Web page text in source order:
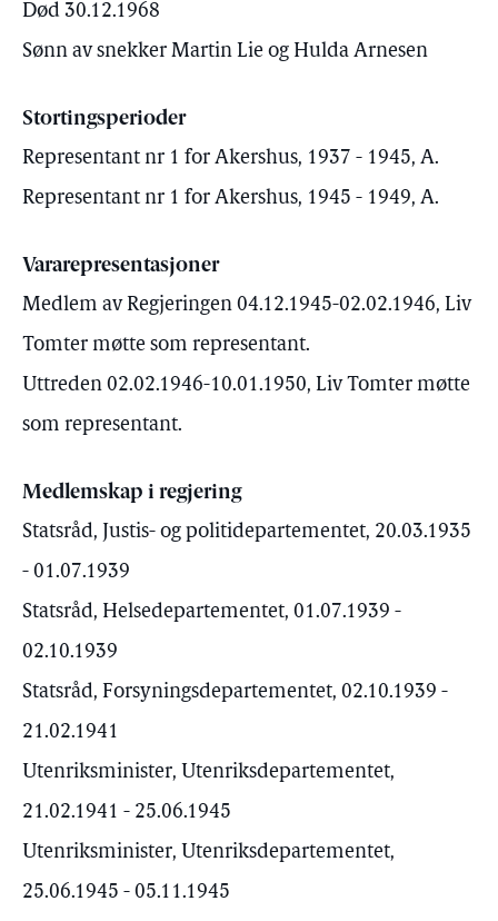
Død 30.12.1968
Sønn av snekker Martin Lie og Hulda Arnesen
Stortingsperioder
Representant nr 1 for Akershus, 1937 - 1945, A.
Representant nr 1 for Akershus, 1945 - 1949, A.
Vararepresentasjoner
Medlem av Regjeringen 04.12.1945-02.02.1946, Liv
Tomter møtte som representant.
Uttreden 02.02.1946-10.01.1950, Liv Tomter møtte
som representant.
Medlemskap i regjering
Statsråd, Justis- og politidepartementet, 20.03.1935
- 01.07.1939
Statsråd, Helsedepartementet, 01.07.1939 -
02.10.1939
Statsråd, Forsyningsdepartementet, 02.10.1939 -
21.02.1941
Utenriksminister, Utenriksdepartementet,
21.02.1941 - 25.06.1945
Utenriksminister, Utenriksdepartementet,
25.06.1945 - 05.11.1945